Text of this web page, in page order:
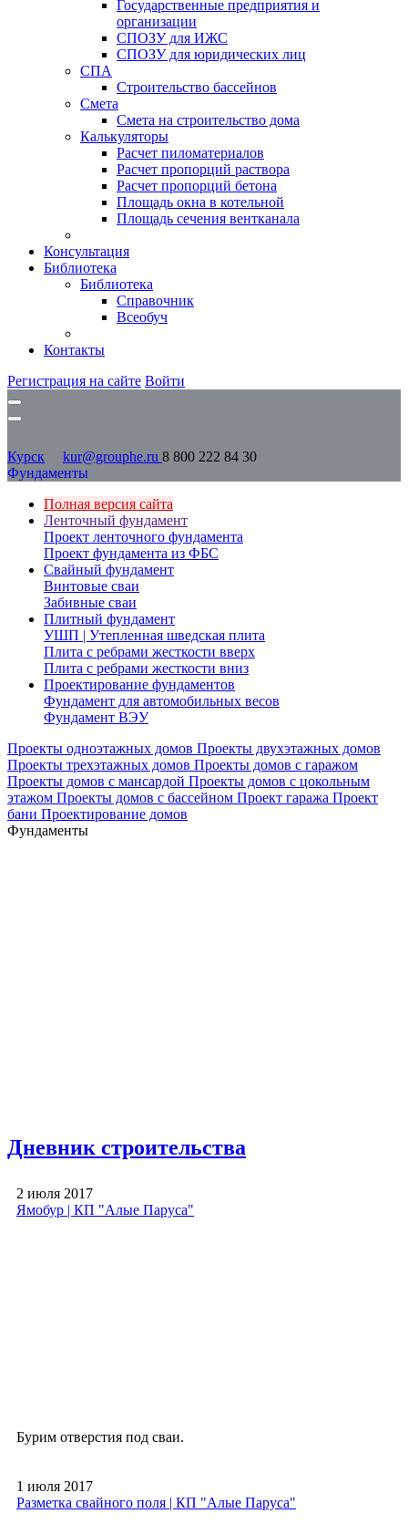
Государственные предприятия и
организации
СПОЗУ для ИЖС
СПОЗУ для юридических лиц
СПА
Строительство бассейнов
Смета
Смета на строительство дома
Калькуляторы
Расчет пиломатериалов
Расчет пропорций раствора
Расчет пропорций бетона
Площадь окна в котельной
Площадь сечения вентканала
Консультация
Библиотека
Библиотека
Справочник
Всеобуч
Контакты
Регистрация на сайте Войти
Курск kur@grouphe.ru 8 800 222 84 30
Фундаменты
Полная версия сайта
Ленточный фундамент
Проект ленточного фундамента
Проект фундамента из ФБС
Свайный фундамент
Винтовые сваи
Забивные сваи
Плитный фундамент
УШП | Утепленная шведская плита
Плита с ребрами жесткости вверх
Плита с ребрами жесткости вниз
Проектирование фундаментов
Фундамент для автомобильных весов
Фундамент ВЭУ
Проекты одноэтажных домов Проекты двухэтажных домов
Проекты трехэтажных домов Проекты домов с гаражом
Проекты домов с мансардой Проекты домов с цокольным
этажом Проекты домов с бассейном Проект гаража Проект
бани Проектирование домов
Фундаменты
Дневник строительства
2 июля 2017
Ямобур | КП "Алые Паруса"
Бурим отверстия под сваи.
1 июля 2017
Разметка свайного поля | КП "Алые Паруса"